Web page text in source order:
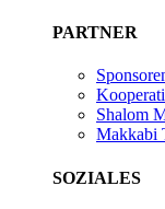
PARTNER
Shalom
Makkabi
SOZIALES